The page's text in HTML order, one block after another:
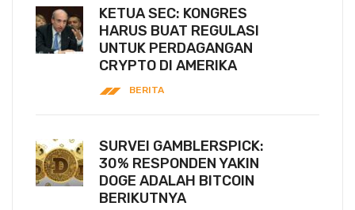
KETUA SEC: KONGRES
HARUS BUAT REGULASI
UNTUK PERDAGANGAN
CRYPTO DI AMERIKA
BERITA
SURVEI GAMBLERSPICK:
30% RESPONDEN YAKIN
DOGE ADALAH BITCOIN
BERIKUTNYA